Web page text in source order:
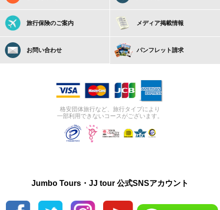
旅行保険のご案内 メディア掲載情報
お問い合わせ パンフレット請求
格安団体旅行など、旅行タイプにより
一部利用できないコースがございます。
Jumbo Tours・JJ tour 公式SNSアカウント